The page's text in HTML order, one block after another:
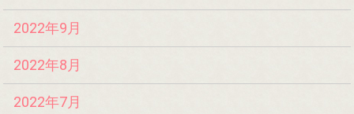
2022年9月
2022年8月
2022年7月